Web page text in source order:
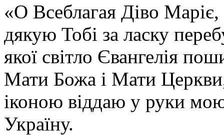
«О Всеблагая Діво
дякую Тобі за ласку
якої світло Євангелія
Мати Божа і Мати
іконою віддаю у руки
Україну.